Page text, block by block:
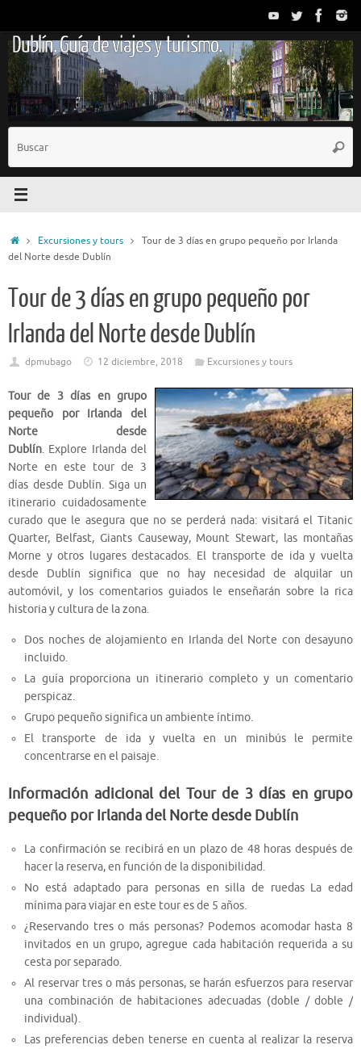
contenido
Dublín. Guía de viajes y turismo.
InicioExcursiones y tours
Tour de 3 días en grupo pequeño por Irlanda
del Norte desde Dublín
Tour de 3 días en grupo pequeño por
Irlanda del Norte desde Dublín
dpmubago 12 diciembre, 2018 Excursiones y tours
Tour de 3 días en grupo
pequeño por Irlanda del
Norte desde
Dublín. Explore Irlanda del
Norte en este tour de 3
días desde Dublín. Siga un
itinerario cuidadosamente
curado que le asegura que no se perderá nada: visitará el Titanic
Quarter, Belfast, Giants Causeway, Mount Stewart, las montañas
Morne y otros lugares destacados. El transporte de ida y vuelta
desde Dublín significa que no hay necesidad de alquilar un
automóvil, y los comentarios guiados le enseñarán sobre la rica
historia y cultura de la zona.
Dos noches de alojamiento en Irlanda del Norte con desayuno
incluido.
La guía proporciona un itinerario completo y un comentario
perspicaz.
Grupo pequeño significa un ambiente íntimo.
El transporte de ida y vuelta en un minibús le permite
concentrarse en el paisaje.
Información adicional del Tour de 3 días en grupo
pequeño por Irlanda del Norte desde Dublín
La confirmación se recibirá en un plazo de 48 horas después de
hacer la reserva, en función de la disponibilidad.
No está adaptado para personas en silla de ruedas La edad
mínima para viajar en este tour es de 5 años.
¿Reservando tres o más personas? Podemos acomodar hasta 8
invitados en un grupo, agregue cada habitación requerida a su
cesta por separado.
Al reservar tres o más personas, se harán esfuerzos para reservar
una combinación de habitaciones adecuadas (doble / doble /
individual).
Las preferencias deben tenerse en cuenta al realizar la reserva